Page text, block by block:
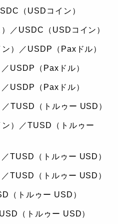
（USDコイン）
／USDC（USDコイン）
）／USDP（Paxドル）
USDP（Paxドル）
USDP（Paxドル）
TUSD（トルゥー USD）
）／TUSD（トルゥー
TUSD（トルゥー USD）
TUSD（トルゥー USD）
（トルゥー USD）
（トルゥー USD）